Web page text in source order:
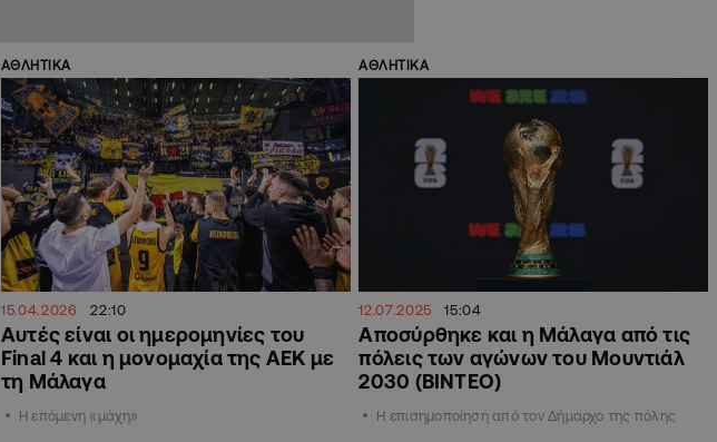
ΑΘΛΗΤΙΚΑ
15.04.2026 22:10
Αυτές είναι οι ημερομηνίες του
Final 4 και η μονομαχία της ΑΕΚ με
τη Μάλαγα
Η επόμενη «μάχη»
ΑΘΛΗΤΙΚΑ
12.07.2025 15:04
Αποσύρθηκε και η Μάλαγα από τις
πόλεις των αγώνων του Μουντιάλ
2030 (ΒΙΝΤΕΟ)
Η επισημοποίηση από τον Δήμαρχο της πόλης